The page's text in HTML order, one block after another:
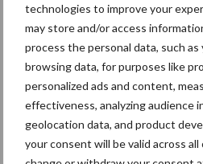
technologies to improve your
may store and/or access
process the personal data, such as
browsing data, for purposes like
personalized ads and content,
effectiveness, analyzing audience
geolocation data, and product
your consent will be valid across all
Bedrijfsnieuws